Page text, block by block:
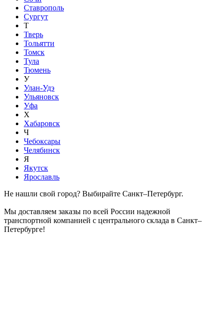
Ставрополь
Сургут
Т
Тверь
Тольятти
Томск
Тула
Тюмень
У
Улан-Удэ
Ульяновск
Уфа
Х
Хабаровск
Ч
Чебоксары
Челябинск
Я
Якутск
Ярославль
Не нашли свой город? Выбирайте Санкт–Петербург.
Мы доставляем заказы по всей России надежной
транспортной компанией с центрального склада в Санкт–
Петербурге!